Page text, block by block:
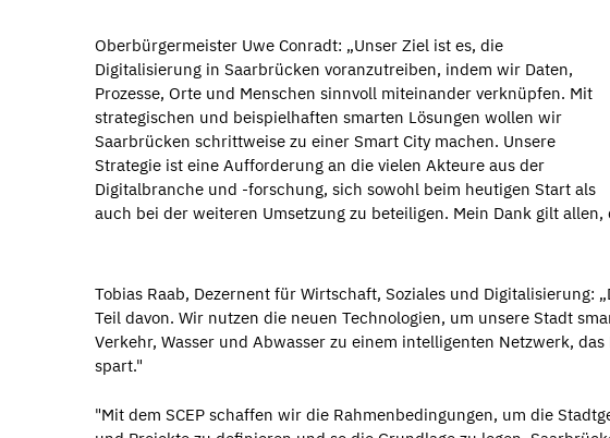
Oberbürgermeister Uwe Conradt: „Unser Ziel ist es, die
Digitalisierung in Saarbrücken voranzutreiben, indem wir Daten,
Prozesse, Orte und Menschen sinnvoll miteinander verknüpfen. Mit
strategischen und beispielhaften smarten Lösungen wollen wir
Saarbrücken schrittweise zu einer Smart City machen. Unsere
Strategie ist eine Aufforderung an die vielen Akteure aus der
Digitalbranche und -forschung, sich sowohl beim heutigen Start als
auch bei der weiteren Umsetzung zu beteiligen. Mein Dank gilt
Tobias Raab, Dezernent für Wirtschaft, Soziales und
Teil davon. Wir nutzen die neuen Technologien, um unsere Stadt
Verkehr, Wasser und Abwasser zu einem intelligenten Netzwerk,
spart."
"Mit dem SCEP schaffen wir die Rahmenbedingungen, um die